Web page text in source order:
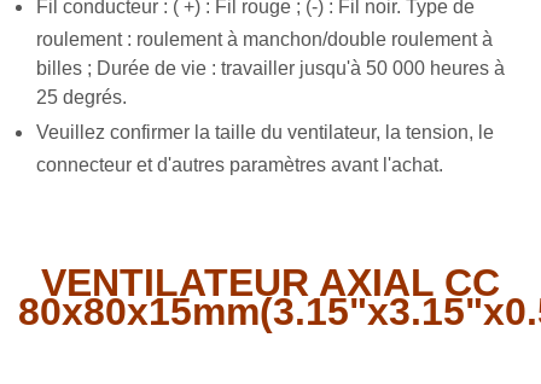
Fil conducteur : ( +) : Fil rouge ; (-) : Fil noir. Type de
roulement : roulement à manchon/double roulement à
billes ; Durée de vie : travailler jusqu'à 50 000 heures à
25 degrés.
Veuillez confirmer la taille du ventilateur, la tension, le
connecteur et d'autres paramètres avant l'achat.
VENTILATEUR AXIAL CC